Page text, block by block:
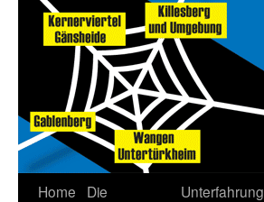
Home
Die
Unterfahrung